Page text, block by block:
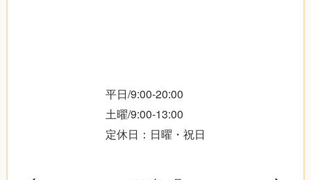
平日/9:00-20:00
土曜/9:00-13:00
定休日：日曜・祝日